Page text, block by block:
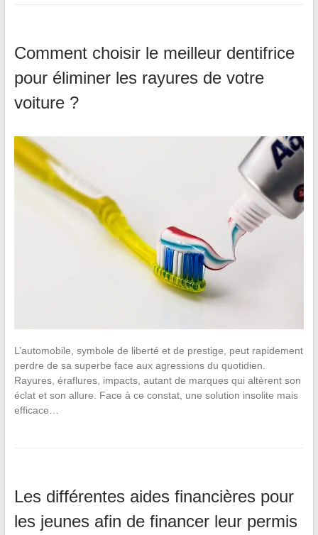
Comment choisir le meilleur dentifrice
pour éliminer les rayures de votre
voiture ?
L’automobile, symbole de liberté et de prestige, peut rapidement
perdre de sa superbe face aux agressions du quotidien.
Rayures, éraflures, impacts, autant de marques qui altèrent son
éclat et son allure. Face à ce constat, une solution insolite mais
efficace…
Les différentes aides financières pour
les jeunes afin de financer leur permis